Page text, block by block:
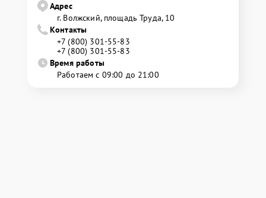
Адрес
г. Волжский, площадь Труда, 10
Контакты
+7 (800) 301-55-83
+7 (800) 301-55-83
Время работы
Работаем с 09:00 до 21:00